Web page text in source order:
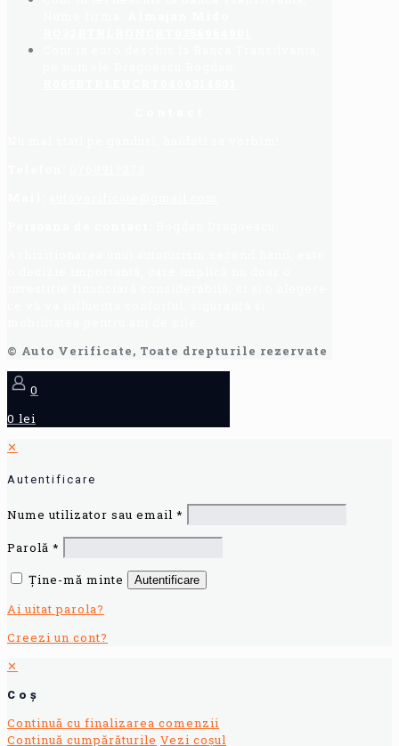
© Auto Verificate, Toate drepturile rezervate
0
0 lei
✕
Autentificare
Nume utilizator sau email *
Parolă *
Ține-mă minte
Autentificare
Ai uitat parola?
Creezi un cont?
✕
Coș
Continuă cu finalizarea comenzii
Continuă cumpărăturile Vezi coșul